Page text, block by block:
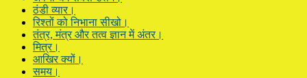
ठंडी व्यार।
रिश्तों को निभाना सीखो।
तंत्र, मंत्र और तत्व ज्ञान में अंतर।
मित्र।
आखिर क्यों।
समय।